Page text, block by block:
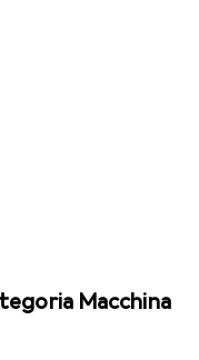
Macchina